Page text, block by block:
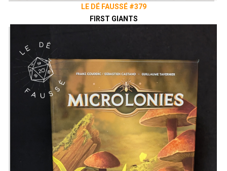
LE DÉ FAUSSÉ #379
FIRST GIANTS